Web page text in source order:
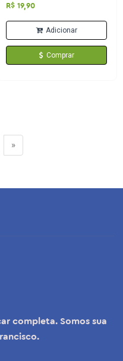
R$ 19,90
Adicionar
Comprar
»
completa. Somos sua